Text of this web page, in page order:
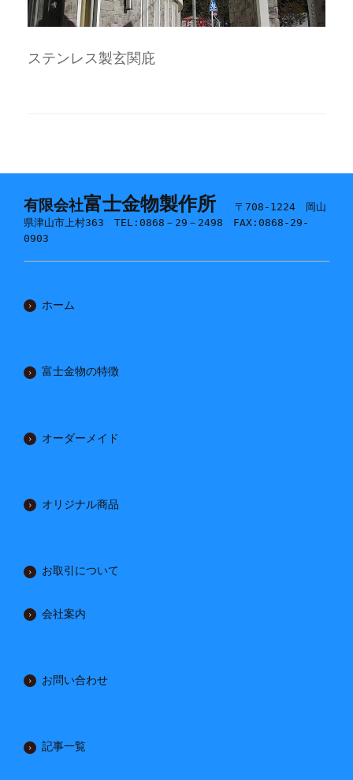
ステンレス製玄関庇
有限会社富士金物製作所
〒708-1224 岡山
県津山市上村363 TEL:0868－29－2498 FAX:0868-29-
0903
ホーム
富士金物の特徴
オーダーメイド
オリジナル商品
お取引について
会社案内
お問い合わせ
記事一覧